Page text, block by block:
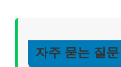
자주 묻는 질문